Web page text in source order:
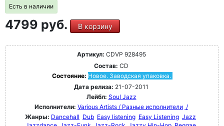
Есть в наличии
4799 руб. В корзину
Артикул: CDVP 928495
Состав: CD
Состояние: Новое. Заводская упаковка.
Дата релиза: 21-07-2011
Лейбл: Soul Jazz
Исполнители: Various Artists / Разные исполнители /
Жанры: Dancehall Dub Easy listening Easy Listening Jazz